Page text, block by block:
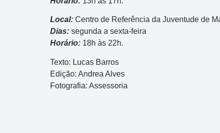
Local: Centro de Referência da Juventude de
Dias: segunda a sexta-feira
Horário: 18h às 22h.
Texto: Lucas Barros
Edição: Andrea Alves
Fotografia: Assessoria